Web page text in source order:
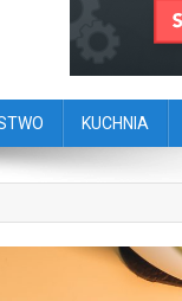
KUCHNIA